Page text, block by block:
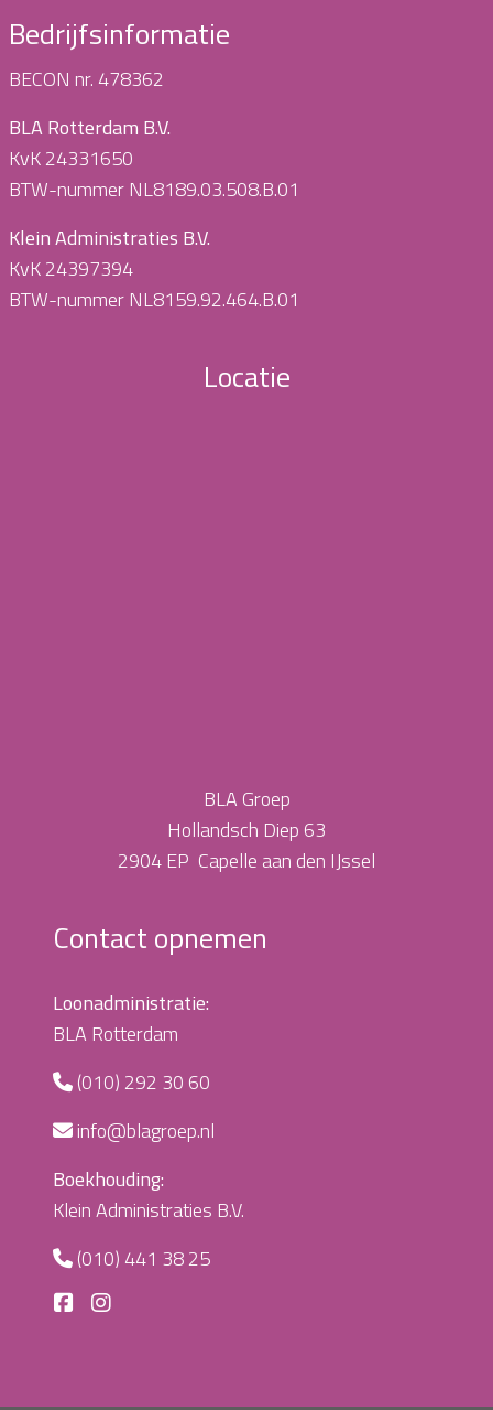
Bedrijfsinformatie
BECON nr. 478362
BLA Rotterdam B.V.
KvK 24331650
BTW-nummer NL8189.03.508.B.01
Klein Administraties B.V.
KvK 24397394
BTW-nummer NL8159.92.464.B.01
Locatie
BLA Groep
Hollandsch Diep 63
2904 EP Capelle aan den IJssel
Contact opnemen
Loonadministratie:
BLA Rotterdam
(010) 292 30 60
info@blagroep.nl
Boekhouding:
Klein Administraties B.V.
(010) 441 38 25